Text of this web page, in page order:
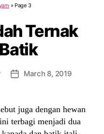
» Page 3
Ternak
PostMarch 8, 2019
juga dengan hewan
terbagi menjadi dua